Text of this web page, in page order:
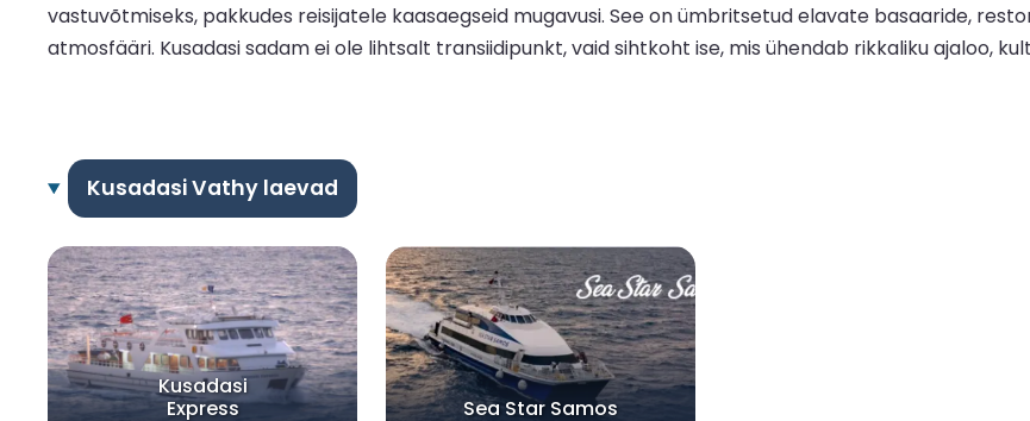
vastuvõtmiseks, pakkudes reisijatele kaasaegseid mugavusi. See on ümbritsetud elavate basaaride,
atmosfääri. Kusadasi sadam ei ole lihtsalt transiidipunkt, vaid sihtkoht ise, mis ühendab rikkaliku ajaloo,
Kusadasi Vathy laevad
Kusadasi
Express
Sea Star Samos